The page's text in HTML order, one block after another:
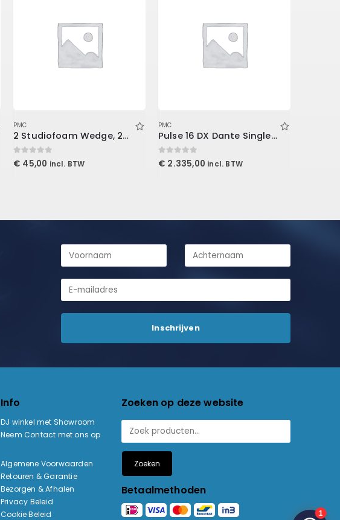
PMC
2 Studiofoam Wedge, 2/”x2’x4′ panel, Purple
0out of 5
€ 45,00 incl. BTW
PMC
Pulse 16 DX Dante Singlemode
0out of 5
€ 2.335,00 incl. BTW
Info
DJ winkel met Showroom
Neem Contact met ons op
Algemene Voorwaarden
Retouren & Garantie
Bezorgen & Afhalen
Privacy Beleid
Cookie Beleid
Zoeken op deze website
Zoeken
Betaalmethoden